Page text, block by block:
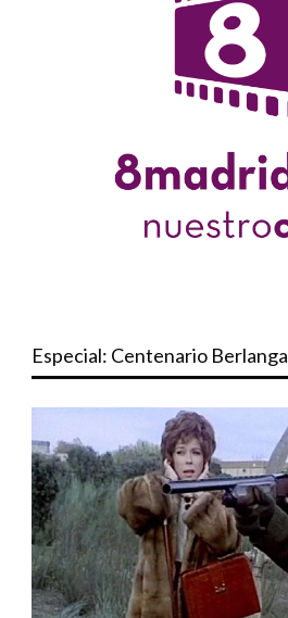
Especial: Centenario Berlanga